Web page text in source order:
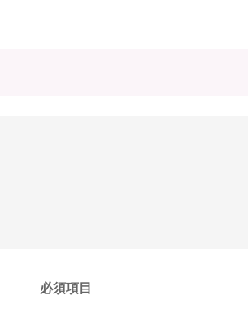
必須項目